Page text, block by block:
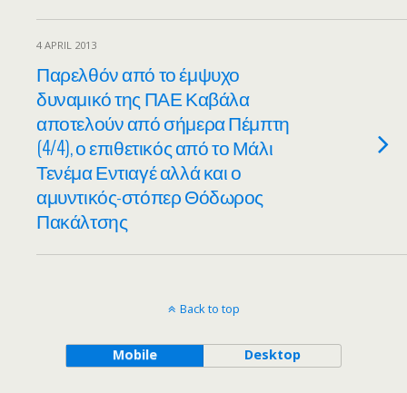
4 APRIL 2013
Παρελθόν από το έμψυχο
δυναμικό της ΠΑΕ Καβάλα
αποτελούν από σήμερα Πέμπτη
(4/4), ο επιθετικός από το Μάλι
Τενέμα Εντιαγέ αλλά και ο
αμυντικός-στόπερ Θόδωρος
Πακάλτσης
Back to top
Mobile Desktop